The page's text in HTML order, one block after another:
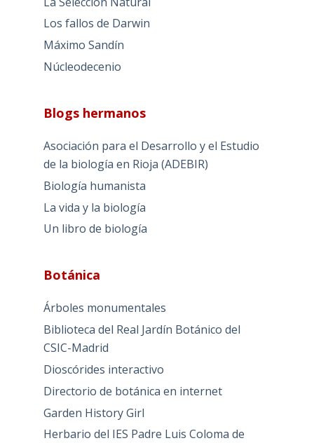
Los fallos de Darwin
Máximo Sandín
Núcleodecenio
Blogs hermanos
Asociación para el Desarrollo y el Estudio
de la biología en Rioja (ADEBIR)
Biología humanista
La vida y la biología
Un libro de biología
Botánica
Árboles monumentales
Biblioteca del Real Jardín Botánico del
CSIC-Madrid
Dioscórides interactivo
Directorio de botánica en internet
Garden History Girl
Herbario del IES Padre Luis Coloma de